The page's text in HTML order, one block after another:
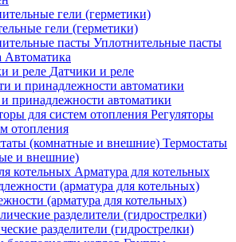
гели (герметики)
Уплотнительные пасты
Автоматика
Датчики и реле
и принадлежности автоматики
Регуляторы
отопления
Термостаты
и внешние)
Арматура для котельных
(арматура для котельных)
разделители (гидрострелки)